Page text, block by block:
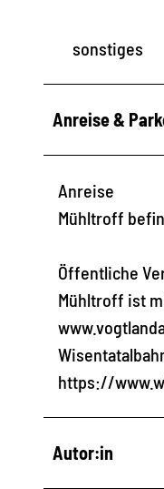
sonstiges
Anreise &
Anreise
Mühltroff
Öffentliche
Mühltroff ist
https://
Autor:in